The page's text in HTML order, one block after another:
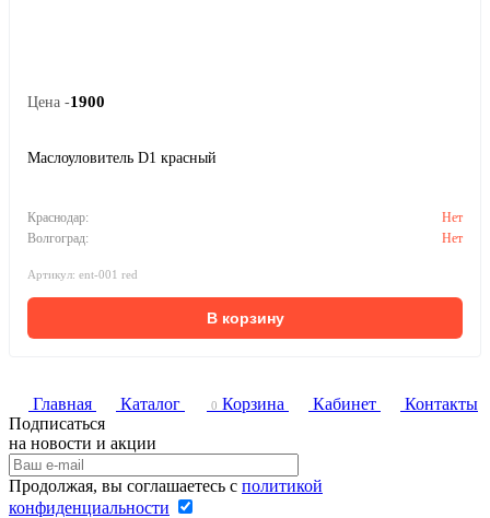
Цена -1900
Маслоуловитель D1 красный
Краснодар:
Нет
Волгоград:
Нет
Артикул: ent-001 red
В корзину
Главная Каталог 0 Корзина Кабинет
Контакты
Подписаться
на новости и акции
Продолжая, вы соглашаетесь с политикой
конфиденциальности